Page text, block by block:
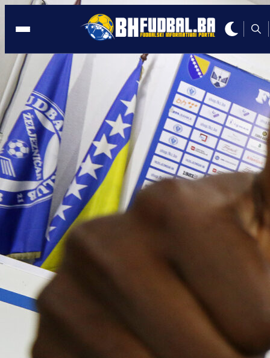
Bi
12:53, 09.02.2024
Premijer liga Bosne i Hercegovine
mijenja ime, evo kako će se od sada
zvati
Autor:
Redakcija
12:53, 09.02.2024